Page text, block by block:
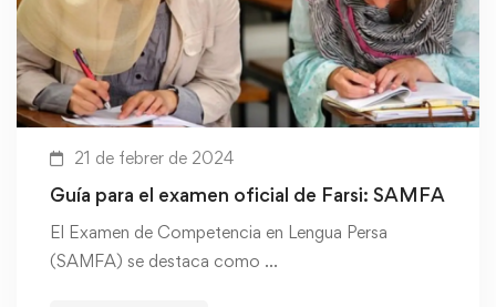
21 de febrer de 2024
Guía para el examen oficial de Farsi: SAMFA
El Examen de Competencia en Lengua Persa
(SAMFA) se destaca como …